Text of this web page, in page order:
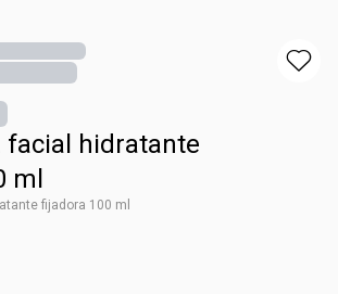
facial hidratante
ml
fijadora 100 ml